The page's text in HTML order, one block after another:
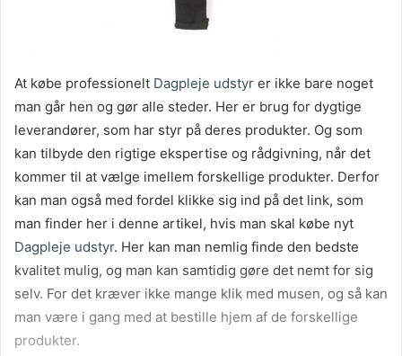
At købe professionelt Dagpleje udstyr er ikke bare noget
man går hen og gør alle steder. Her er brug for dygtige
leverandører, som har styr på deres produkter. Og som
kan tilbyde den rigtige ekspertise og rådgivning, når det
kommer til at vælge imellem forskellige produkter. Derfor
kan man også med fordel klikke sig ind på det link, som
man finder her i denne artikel, hvis man skal købe nyt
Dagpleje udstyr. Her kan man nemlig finde den bedste
kvalitet mulig, og man kan samtidig gøre det nemt for sig
selv. For det kræver ikke mange klik med musen, og så kan
man være i gang med at bestille hjem af de forskellige
produkter.